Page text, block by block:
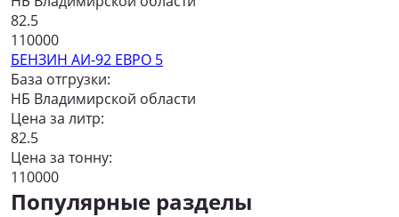
82.5
110000
БЕНЗИН АИ-92 ЕВРО 5
База отгрузки:
НБ Владимирской области
Цена за литр:
82.5
Цена за тонну:
110000
Популярные разделы